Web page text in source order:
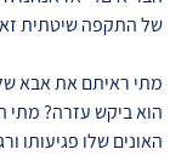
של התקפה שיטתית
מתי ראיתם את אבא
הוא ביקש עזרה? מתי
האונים שלו פגיעותו